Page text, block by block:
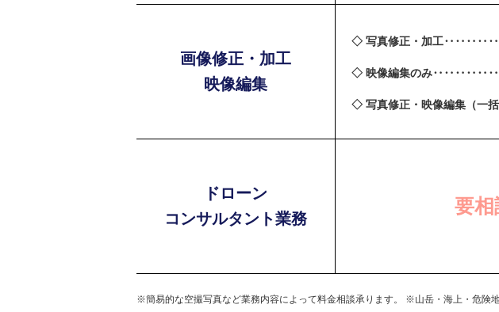
画像修正・加工
映像編集
◇ 写真修正・加工
◇ 映像編集のみ
◇ 写真修正・映像編集（一括
ドローン
コンサルタント業務
要相
※簡易的な空撮写真など業務内容によって料金相談承ります。 ※山岳・海上・危